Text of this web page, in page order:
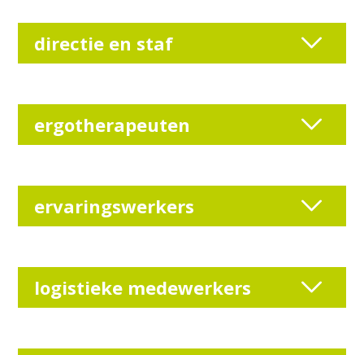
directie en staf
ergotherapeuten
ervaringswerkers
logistieke medewerkers